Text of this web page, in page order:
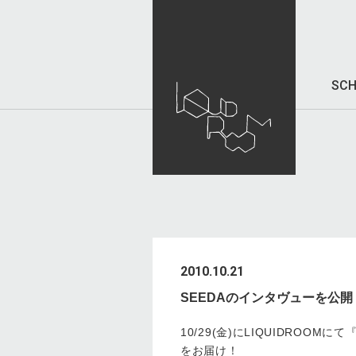
2010.10.21
SEEDAのインタヴューを公開
10/29(金)にLIQUIDROOMにて
をお届け！